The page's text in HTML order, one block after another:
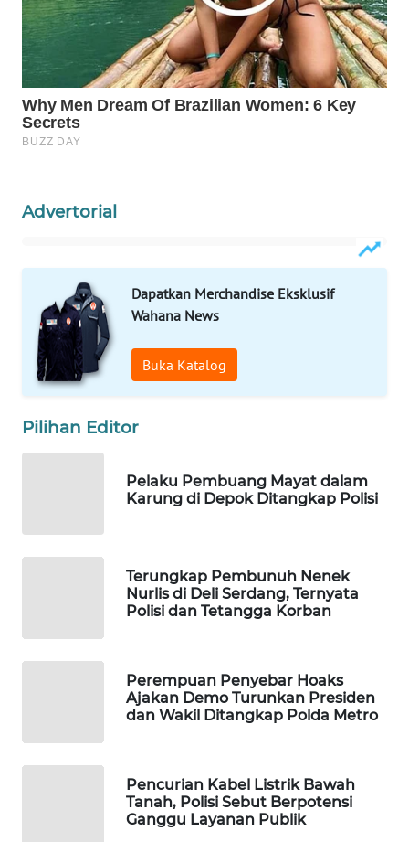
Advertorial
Dapatkan Merchandise Eksklusif
Wahana News
Buka Katalog
Pilihan Editor
Pelaku Pembuang Mayat dalam
Karung di Depok Ditangkap Polisi
Terungkap Pembunuh Nenek
Nurlis di Deli Serdang, Ternyata
Polisi dan Tetangga Korban
Perempuan Penyebar Hoaks
Ajakan Demo Turunkan Presiden
dan Wakil Ditangkap Polda Metro
Pencurian Kabel Listrik Bawah
Tanah, Polisi Sebut Berpotensi
Ganggu Layanan Publik
Wahana
Media
Group
WAHANA
NEWS
ADVOKAT
WAHANA
INFRASTRUKTUR
WAHANA
WAHANA
TRAVEL
CO ID